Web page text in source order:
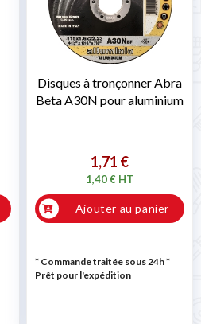
Disques à tronçonner Abra
Beta A30N pour aluminium
1,71 €
1,40 € HT
Ajouter au panier
* Commande traitée sous 24h*
Prêt pour l'expédition